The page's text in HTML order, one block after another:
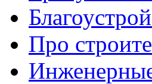
Про